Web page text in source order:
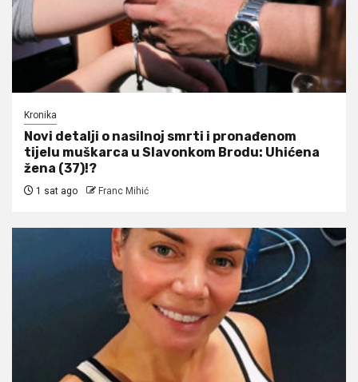
Kronika
Novi detalji o nasilnoj smrti i pronađenom
tijelu muškarca u Slavonkom Brodu: Uhićena
žena (37)!?
1 sat ago Franc Mihić